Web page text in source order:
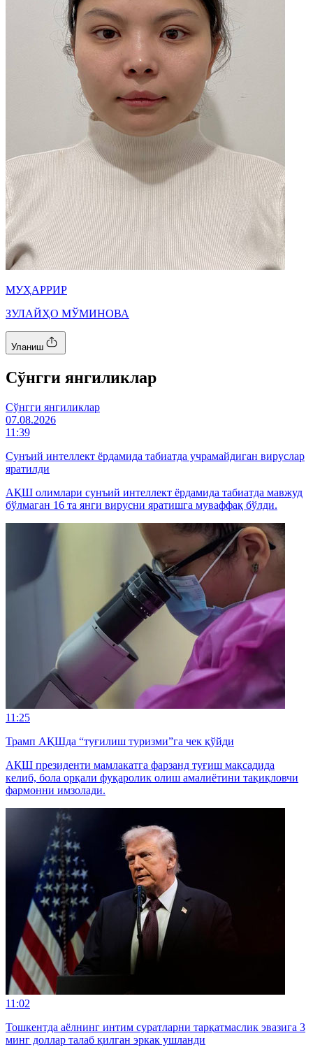
МУҲАРРИР
ЗУЛАЙҲО МЎМИНОВА
Уланиш
Cўнгги янгиликлар
Cўнгги янгиликлар
07.08.2026
11:39
Сунъий интеллект ёрдамида табиатда учрамайдиган вируслар
яратилди
АҚШ олимлари сунъий интеллект ёрдамида табиатда мавжуд
бўлмаган 16 та янги вирусни яратишга муваффақ бўлди.
11:25
Трамп АҚШда “туғилиш туризми”га чек қўйди
АҚШ президенти мамлакатга фарзанд туғиш мақсадида
келиб, бола орқали фуқаролик олиш амалиётини тақиқловчи
фармонни имзолади.
11:02
Тошкентда аёлнинг интим суратларни тарқатмаслик эвазига 3
минг доллар талаб қилган эркак ушланди